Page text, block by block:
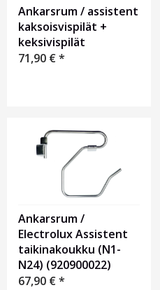
Ankarsrum / assistent
kaksoisvispilät +
keksivispilät
71,90 €*
Ankarsrum /
Electrolux Assistent
taikinakoukku (N1-
N24) (920900022)
67,90 €*